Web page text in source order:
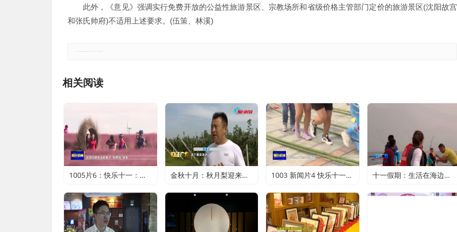
此外，《意见》强调实行免费开放的公益性旅游景区、宗教场所和省级价格主管部门定价的旅游景区(沈阳故宫
和张氏帅府)不适用上述要求。(伍策、林溪)
相关阅读
1005片6：快乐十一：近郊游火爆 家门口轻松过假期 金秋十月：秋月梨迎来丰收 农户赚得满心欢喜 1003 新闻片4 快乐十一：寻特色旅游 享精彩假期 十一假期：生活在海边的正确打开方式